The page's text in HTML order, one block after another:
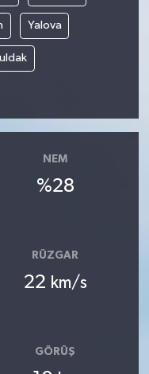
Yalova
NEM
%28
RÜZGAR
22 km/s
GÖRÜŞ